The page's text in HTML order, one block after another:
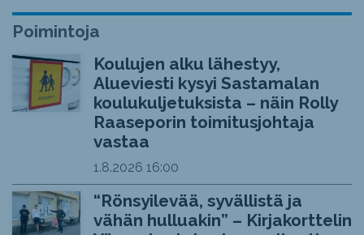
Poimintoja
Koulujen alku lähestyy,
Alueviesti kysyi Sastamalan
koulukuljetuksista – näin Rolly
Raaseporin toimitusjohtaja
vastaa
1.8.2026 16:00
“Rönsyilevää, syvällistä ja
vähän hulluakin” – Kirjakorttelin